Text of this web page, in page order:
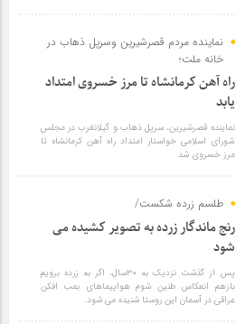
نماینده مردم قصرشیرین وسرپل ذهاب در
خانه ملت؛
راه آهن کرمانشاه تا مرز خسروی امتداد
یابد
نماینده قصرشیرین، سرپل ذهاب و گیلانغرب در مجلس
شورای اسلامی خواستار امتداد راه آهن کرمانشاه تا
مرز خسروی شد
طلسم زرده شکست/
رنج ماندگار زرده به تصویر کشیده می
شود
پس از گذشت نزدیک به ۳۰سال، اگر به زرده برویم
بازهم انعکاس طنین شوم هواپیماهای بمب افکن
عراقی در آسمان این روستا شنیده می شود.